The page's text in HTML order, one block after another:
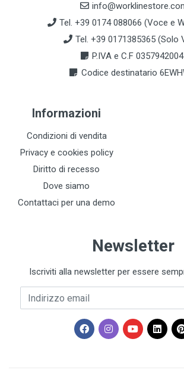
Tel. +39 0174 088066 (Voce e
Tel. +39 0171385365 (Solo
P.IVA e C.F
Codice destinatario
Informazioni
Condizioni di vendita
Privacy e cookies policy
Diritto di recesso
Dove siamo
Contattaci per una demo
Newsletter
Iscriviti alla newsletter per essere
Indirizzo email